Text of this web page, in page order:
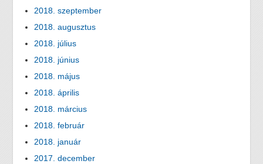
2018. szeptember
2018. augusztus
2018. július
2018. június
2018. május
2018. április
2018. március
2018. február
2018. január
2017. december